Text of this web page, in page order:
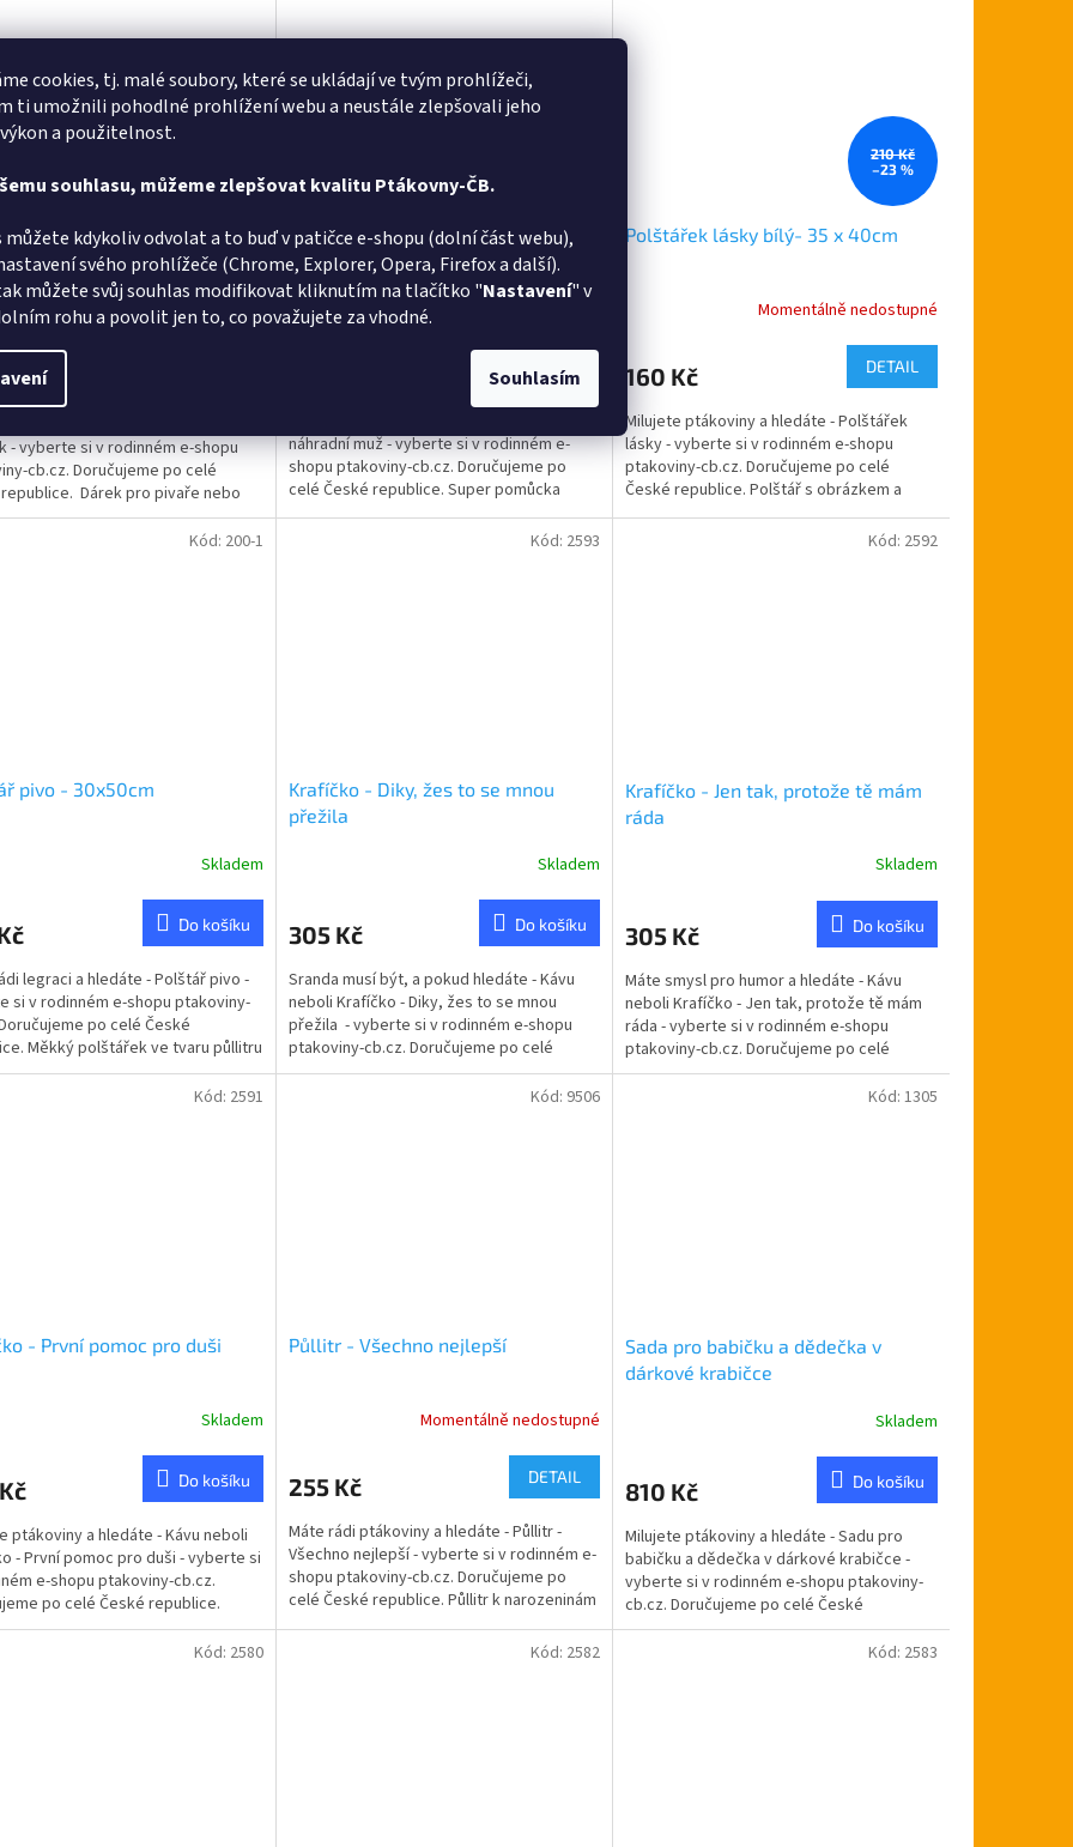
cookies, tj. malé soubory, které se ukládají ve tvým prohlížeči,
ti umožnili pohodlné prohlížení webu a neustále zlepšovali jeho
a použitelnost.
souhlasu, můžeme zlepšovat kvalitu Ptákovny-ČB.
můžete kdykoliv odvolat a to buď v patičce e-shopu (dolní část webu),
svého prohlížeče (Chrome, Explorer, Opera, Firefox a další).
můžete svůj souhlas modifikovat kliknutím na tlačítko "Nastavení" v
rohu a povolit jen to, co považujete za vhodné.
Souhlasím
Soudek šedý - 30cm
Skladem
- vyberte si v rodinném e-shopu
cb.cz. Doručujeme po celé
Dárek pro pivaře nebo
Polštář náhradní muž - béžový
Momentálně nedostupné
DETAIL
náhradní muž - vyberte si v rodinném e-
shopu ptakoviny-cb.cz. Doručujeme po
celé České republice. Super pomůcka
nejen pro single ženy :...
210 Kč
–23 %
Polštářek lásky bílý- 35 x 40cm
Momentálně nedostupné
160 Kč DETAIL
Milujete ptákoviny a hledáte - Polštářek
lásky - vyberte si v rodinném e-shopu
ptakoviny-cb.cz. Doručujeme po celé
České republice. Polštář s obrázkem a
nápisem Polštářek lásky...
pivo - 30x50cm
Skladem
Do košíku
legraci a hledáte - Polštář pivo -
si v rodinném e-shopu ptakoviny-
po celé České
Měkký polštářek ve tvaru půllitru
Kód: 200-1
Krafíčko - Diky, žes to se mnou
přežila
Skladem
305 Kč Do košíku
Sranda musí být, a pokud hledáte - Kávu
neboli Krafíčko - Diky, žes to se mnou
přežila - vyberte si v rodinném e-shopu
ptakoviny-cb.cz. Doručujeme po celé
České...
Kód: 2593
Krafíčko - Jen tak, protože tě mám
ráda
Skladem
305 Kč Do košíku
Máte smysl pro humor a hledáte - Kávu
neboli Krafíčko - Jen tak, protože tě mám
ráda - vyberte si v rodinném e-shopu
ptakoviny-cb.cz. Doručujeme po celé
České republice. Někdy...
Kód: 2592
- První pomoc pro duši
Skladem
Do košíku
ptákoviny a hledáte - Kávu neboli
- První pomoc pro duši - vyberte si
e-shopu ptakoviny-cb.cz.
po celé České republice.
Kód: 2591
Půllitr - Všechno nejlepší
je
z
5
hvězdiček.
Momentálně nedostupné
255 Kč DETAIL
Máte rádi ptákoviny a hledáte - Půllitr -
Všechno nejlepší - vyberte si v rodinném e-
shopu ptakoviny-cb.cz. Doručujeme po
celé České republice. Půllitr k narozeninám
s nápisem:...
Kód: 9506
Sada pro babičku a dědečka v
dárkové krabičce
je
z
5
hvězdiček.
Skladem
810 Kč Do košíku
Milujete ptákoviny a hledáte - Sadu pro
babičku a dědečka v dárkové krabičce -
vyberte si v rodinném e-shopu ptakoviny-
cb.cz. Doručujeme po celé České
republice. Hledáte...
Kód: 1305
Kód: 2580 Kód: 2582 Kód: 2583